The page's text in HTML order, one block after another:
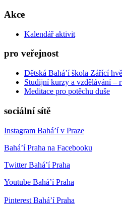
Akce
Kalendář aktivit
pro veřejnost
Dětská Bahá’í škola Zářící
Studijní kurzy a vzdělávání –
Meditace pro potěchu duše
sociální sítě
Instagram Bahá’í v Praze
Bahá’í Praha na Facebooku
Twitter Bahá’í Praha
Youtube Bahá’í Praha
Pinterest Bahá’í Praha